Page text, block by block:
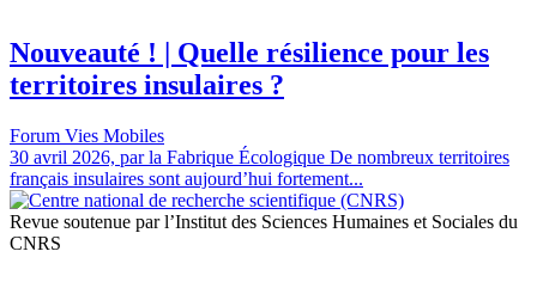
Nouveauté ! | Quelle résilience pour les
territoires insulaires ?
Forum Vies Mobiles
30 avril 2026, par la Fabrique Écologique De nombreux territoires
français insulaires sont aujourd’hui fortement...
Revue soutenue par l’Institut des Sciences Humaines et Sociales du
CNRS